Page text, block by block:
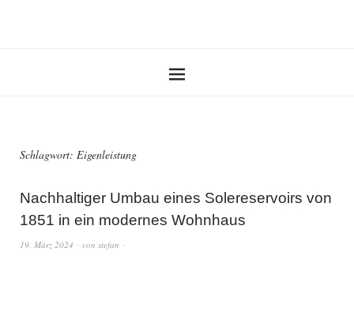
Schlagwort: Eigenleistung
Nachhaltiger Umbau eines Solereservoirs von
1851 in ein modernes Wohnhaus
19. März 2024 von stefan